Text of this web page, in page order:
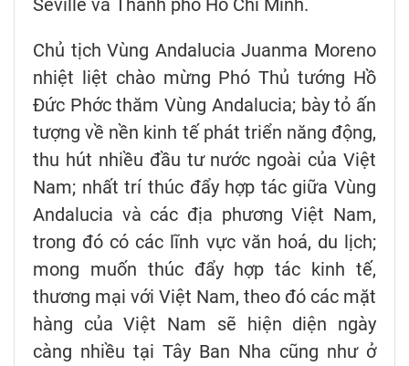
Seville và Thành phố Hồ Chí Minh.
Chủ tịch Vùng Andalucia Juanma Moreno
nhiệt liệt chào mừng Phó Thủ tướng Hồ
Đức Phớc thăm Vùng Andalucia; bày tỏ ấn
tượng về nền kinh tế phát triển năng động,
thu hút nhiều đầu tư nước ngoài của Việt
Nam; nhất trí thúc đẩy hợp tác giữa Vùng
Andalucia và các địa phương Việt Nam,
trong đó có các lĩnh vực văn hoá, du lịch;
mong muốn thúc đẩy hợp tác kinh tế,
thương mại với Việt Nam, theo đó các mặt
hàng của Việt Nam sẽ hiện diện ngày
càng nhiều tại Tây Ban Nha cũng như ở